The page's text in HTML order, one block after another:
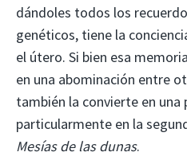
dándoles todos los
genéticos, tiene la
el útero. Si bien esa
en una abominación entre
también la convierte en una
particularmente en la
Mesías de las dunas.